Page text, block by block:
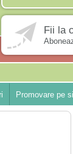
Fii la
Promovare pe